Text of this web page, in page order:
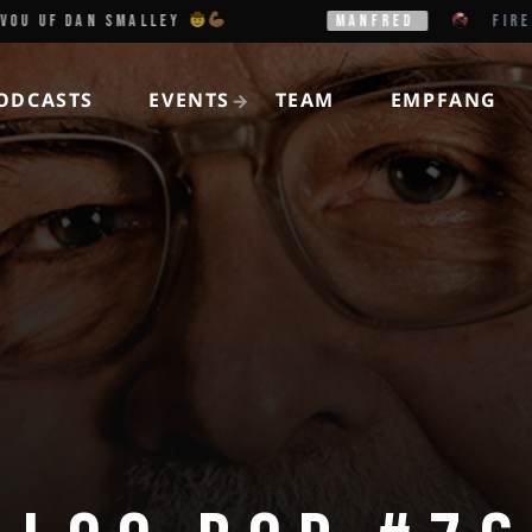
DAN SMALLEY MANFRED
EVENTS TEAM EMPFANG